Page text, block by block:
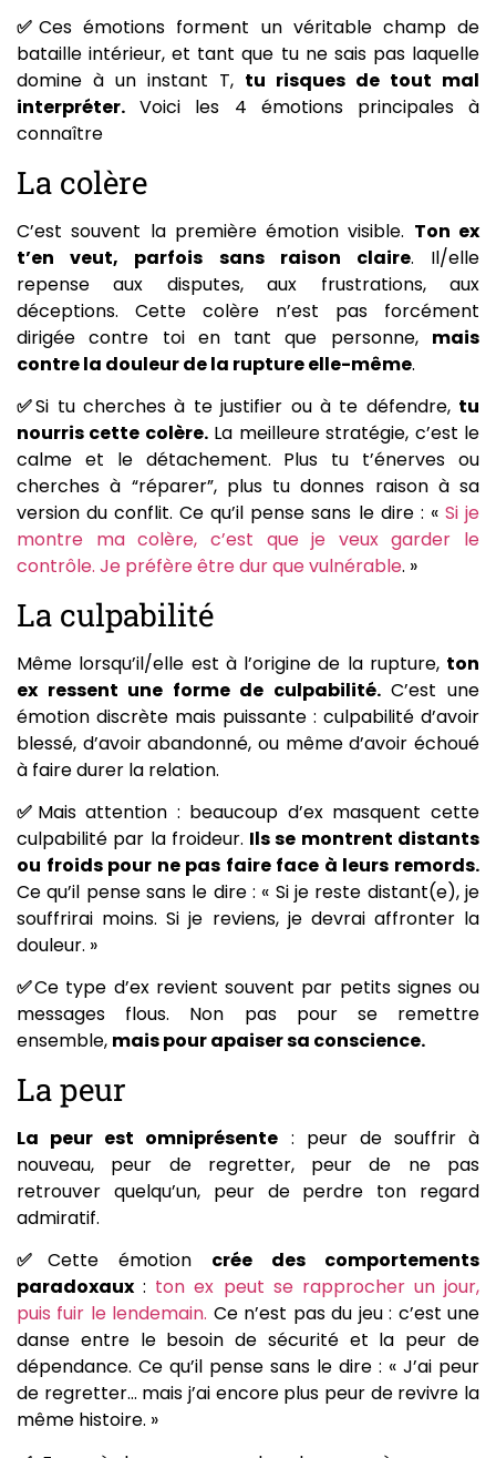
✅Ces émotions forment un véritable champ de
bataille intérieur, et tant que tu ne sais pas laquelle
domine à un instant T, tu risques de tout mal
interpréter. Voici les 4 émotions principales à
connaître
La colère
C’est souvent la première émotion visible. Ton ex
t’en veut, parfois sans raison claire. Il/elle
repense aux disputes, aux frustrations, aux
déceptions. Cette colère n’est pas forcément
dirigée contre toi en tant que personne, mais
contre la douleur de la rupture elle-même.
✅Si tu cherches à te justifier ou à te défendre, tu
nourris cette colère.La meilleure stratégie, c’est le
calme et le détachement. Plus tu t’énerves ou
cherches à “réparer”, plus tu donnes raison à sa
version du conflit. Ce qu’il pense sans le dire : « Si je
montre ma colère, c’est que je veux garder le
contrôle. Je préfère être dur que vulnérable. »
La culpabilité
Même lorsqu’il/elle est à l’origine de la rupture, ton
ex ressent une forme de culpabilité.C’est une
émotion discrète mais puissante : culpabilité d’avoir
blessé, d’avoir abandonné, ou même d’avoir échoué
à faire durer la relation.
✅ Mais attention : beaucoup d’ex masquent cette
culpabilité par la froideur. Ils se montrent distants
ou froids pour ne pas faire face à leurs remords.
Ce qu’il pense sans le dire : « Si je reste distant(e), je
souffrirai moins. Si je reviens, je devrai affronter la
douleur. »
✅Ce type d’ex revient souvent par petits signes ou
messages flous. Non pas pour se remettre
ensemble, mais pour apaiser sa conscience.
La peur
La peur est omniprésente : peur de souffrir à
nouveau, peur de regretter, peur de ne pas
retrouver quelqu’un, peur de perdre ton regard
admiratif.
✅ Cette émotion crée des comportements
paradoxaux : ton ex peut se rapprocher un jour,
puis fuir le lendemain. Ce n’est pas du jeu : c’est une
danse entre le besoin de sécurité et la peur de
dépendance. Ce qu’il pense sans le dire : « J’ai peur
de regretter… mais j’ai encore plus peur de revivre la
même histoire. »